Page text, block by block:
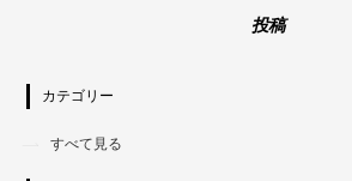
投稿
カテゴリー
すべて見る